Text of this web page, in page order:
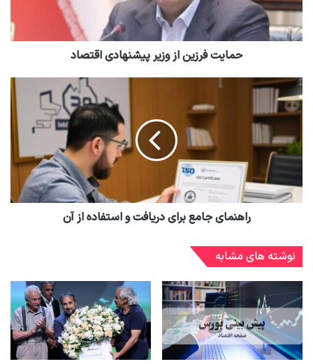
حمایت فرزین از وزیر پیشنهادی اقتصاد
راهنمای جامع برای دریافت و استفاده از آن
نوشته های مشابه